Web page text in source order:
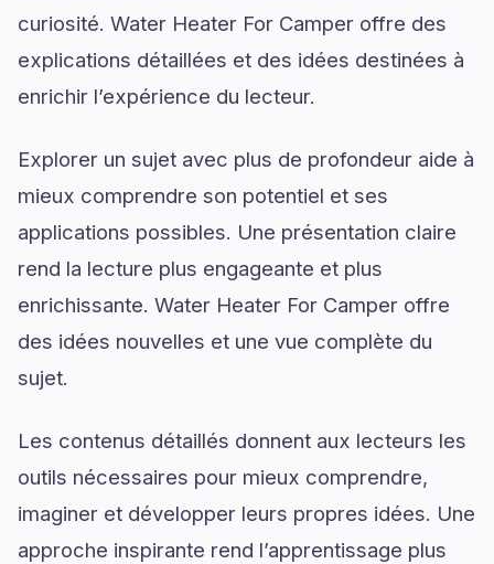
curiosité. Water Heater For Camper offre des
explications détaillées et des idées destinées à
enrichir l’expérience du lecteur.
Explorer un sujet avec plus de profondeur aide à
mieux comprendre son potentiel et ses
applications possibles. Une présentation claire
rend la lecture plus engageante et plus
enrichissante. Water Heater For Camper offre
des idées nouvelles et une vue complète du
sujet.
Les contenus détaillés donnent aux lecteurs les
outils nécessaires pour mieux comprendre,
imaginer et développer leurs propres idées. Une
approche inspirante rend l’apprentissage plus